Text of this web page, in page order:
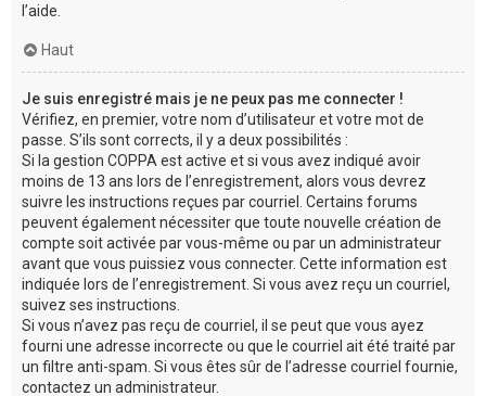
l’aide.
Haut
Je suis enregistré mais je ne peux pas me connecter !
Vérifiez, en premier, votre nom d’utilisateur et votre mot de
passe. S’ils sont corrects, il y a deux possibilités :
Si la gestion COPPA est active et si vous avez indiqué avoir
moins de 13 ans lors de l’enregistrement, alors vous devrez
suivre les instructions reçues par courriel. Certains forums
peuvent également nécessiter que toute nouvelle création de
compte soit activée par vous-même ou par un administrateur
avant que vous puissiez vous connecter. Cette information est
indiquée lors de l’enregistrement. Si vous avez reçu un courriel,
suivez ses instructions.
Si vous n’avez pas reçu de courriel, il se peut que vous ayez
fourni une adresse incorrecte ou que le courriel ait été traité par
un filtre anti-spam. Si vous êtes sûr de l’adresse courriel fournie,
contactez un administrateur.